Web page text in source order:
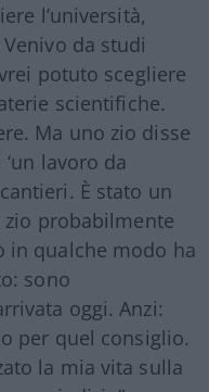
l’università,
da studi
potuto scegliere
scientifiche.
Ma uno zio disse
lavoro da
È stato un
probabilmente
in qualche modo ha
sono
oggi. Anzi:
per quel consiglio.
la mia vita sulla